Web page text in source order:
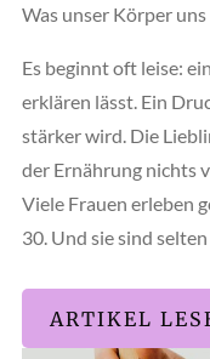
Was unser Körper
Es beginnt oft leise:
erklären lässt. Ein
stärker wird. Die
der Ernährung nichts
Viele Frauen erleben
30. Und sie sind
ARTIKEL